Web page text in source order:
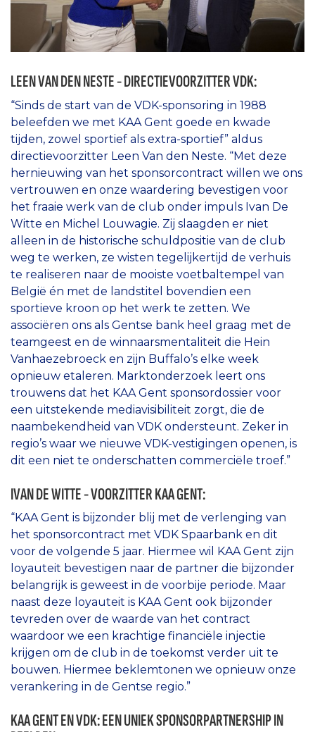
LEEN VAN DEN NESTE - DIRECTIEVOORZITTER VDK:
“Sinds de start van de VDK-sponsoring in 1988
beleefden we met KAA Gent goede en kwade
tijden, zowel sportief als extra-sportief” aldus
directievoorzitter Leen Van den Neste. “Met deze
hernieuwing van het sponsorcontract willen we ons
vertrouwen en onze waardering bevestigen voor
het fraaie werk van de club onder impuls Ivan De
Witte en Michel Louwagie. Zij slaagden er niet
alleen in de historische schuldpositie van de club
weg te werken, ze wisten tegelijkertijd de verhuis
te realiseren naar de mooiste voetbaltempel van
België én met de landstitel bovendien een
sportieve kroon op het werk te zetten. We
associëren ons als Gentse bank heel graag met de
teamgeest en de winnaarsmentaliteit die Hein
Vanhaezebroeck en zijn Buffalo’s elke week
opnieuw etaleren. Marktonderzoek leert ons
trouwens dat het KAA Gent sponsordossier voor
een uitstekende mediavisibiliteit zorgt, die de
naambekendheid van VDK onder­steunt. Zeker in
regio’s waar we nieuwe VDK-vestigingen openen, is
dit een niet te onderschatten commerciële troef.”
IVAN DE WITTE - VOORZITTER KAA GENT:
“KAA Gent is bijzonder blij met de verlenging van
het sponsorcontract met VDK Spaarbank en dit
voor de volgende 5 jaar. Hiermee wil KAA Gent zijn
loyauteit bevestigen naar de partner die bijzonder
belangrijk is geweest in de voorbije periode. Maar
naast deze loyauteit is KAA Gent ook bijzonder
tevreden over de waarde van het contract
waardoor we een krachtige financiële injectie
krijgen om de club in de toekomst verder uit te
bouwen. Hiermee beklemtonen we opnieuw onze
verankering in de Gentse regio.”
KAA GENT EN VDK: EEN UNIEK SPONSORPARTNERSHIP IN